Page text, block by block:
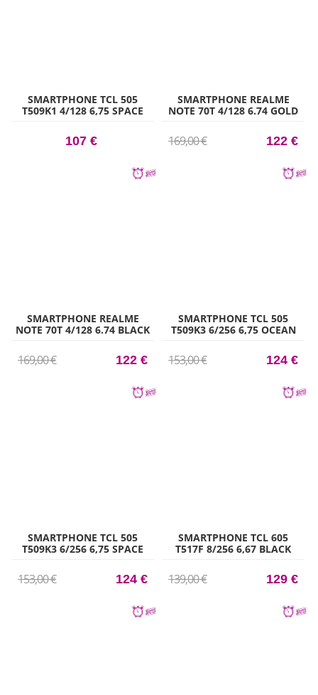
SMARTPHONE TCL 505
T509K1 4/128 6,75 SPACE
107 €
SMARTPHONE REALME
NOTE 70T 4/128 6.74 GOLD
169,00 € 122 €
SMARTPHONE REALME
NOTE 70T 4/128 6.74 BLACK
169,00 € 122 €
SMARTPHONE TCL 505
T509K3 6/256 6,75 OCEAN
153,00 € 124 €
SMARTPHONE TCL 505
T509K3 6/256 6,75 SPACE
153,00 € 124 €
SMARTPHONE TCL 605
T517F 8/256 6,67 BLACK
139,00 € 129 €